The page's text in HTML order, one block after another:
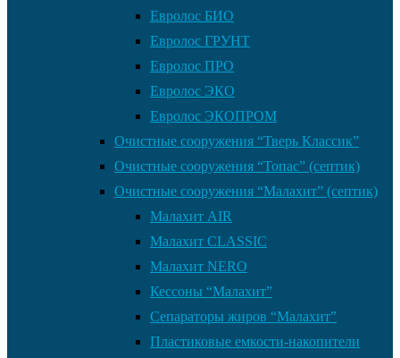
Евролос БИО
Евролос ГРУНТ
Евролос ПРО
Евролос ЭКО
Евролос ЭКОПРОМ
Очистные сооружения “Тверь Классик”
Очистные сооружения “Топас” (септик)
Очистные сооружения “Малахит” (септик)
Малахит AIR
Малахит CLASSIC
Малахит NERO
Кессоны “Малахит”
Сепараторы жиров “Малахит”
Пластиковые емкости-накопители